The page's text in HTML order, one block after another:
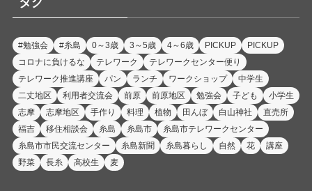
ー
#勉強会 #糸島 0～3歳 3～5歳 4～6歳 PICKUP
PICKUP
コロナに負けるな
テレワーク
テレワークセンター便り
テレワーク推進講座
パン ランチ ワークショップ
中学生
二丈地区
利用者交流会 前原 前原地区 勉強会 子ども
小学生
志摩
志摩地区 手作り 料理 植物 田んぼ 白山神社
直売所
福吉
移住相談会 糸島 糸島市
糸島市テレワークセンター
糸島市市民交流センター
糸島新聞 糸島暮らし 自然 花
講座
野菜
長糸 高校生 麦